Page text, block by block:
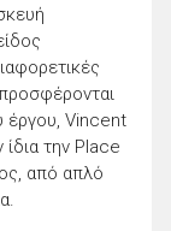
έργου, Vincent
την Place
από απλό